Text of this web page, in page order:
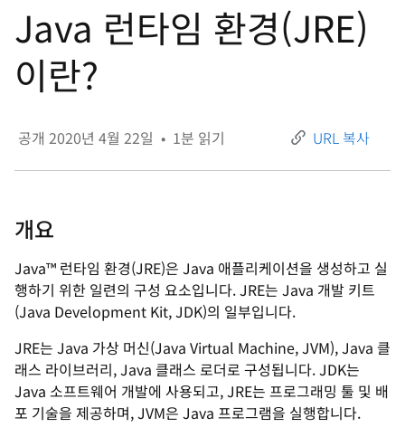
Java 런타임 환경(JRE)
이란?
공개 2020년 4월 22일 • 1분 읽기 URL 복사
개요
Java™ 런타임 환경(JRE)은 Java 애플리케이션을 생성하고 실
행하기 위한 일련의 구성 요소입니다. JRE는 Java 개발 키트
(Java Development Kit, JDK)의 일부입니다.
JRE는 Java 가상 머신(Java Virtual Machine, JVM), Java 클
래스 라이브러리, Java 클래스 로더로 구성됩니다. JDK는
Java 소프트웨어 개발에 사용되고, JRE는 프로그래밍 툴 및 배
포 기술을 제공하며, JVM은 Java 프로그램을 실행합니다.